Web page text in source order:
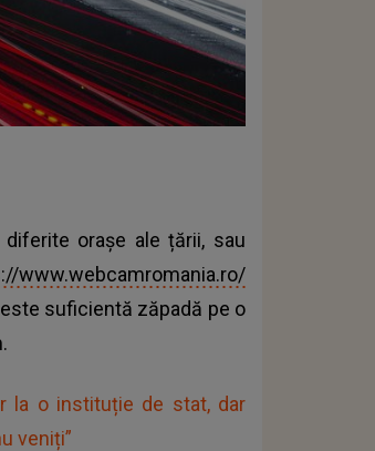
orașe ale țării, sau
www.webcamromania.ro/
suficientă zăpadă pe o
la o instituție de stat, dar
veniți”